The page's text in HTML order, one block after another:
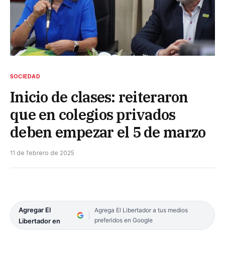
SOCIEDAD
Inicio de clases: reiteraron
que en colegios privados
deben empezar el 5 de marzo
11 de febrero de 2025
Agregar El
Libertador en
Agrega El Libertador a tus medios
preferidos en Google